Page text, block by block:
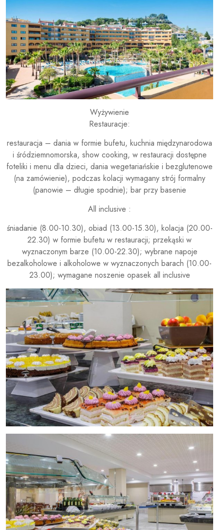
Wyżywienie
Restauracje:
restauracja – dania w formie bufetu, kuchnia międzynarodowa
i śródziemnomorska, show cooking, w restauracji dostępne
foteliki i menu dla dzieci, dania wegetariańskie i bezglutenowe
(na zamówienie), podczas kolacji wymagany strój formalny
(panowie – długie spodnie); bar przy basenie
All inclusive :
śniadanie (8.00-10.30), obiad (13.00-15.30), kolacja (20.00-
22.30) w formie bufetu w restauracji; przekąski w
wyznaczonym barze (10.00-22.30); wybrane napoje
bezalkoholowe i alkoholowe w wyznaczonych barach (10.00-
23.00); wymagane noszenie opasek all inclusive